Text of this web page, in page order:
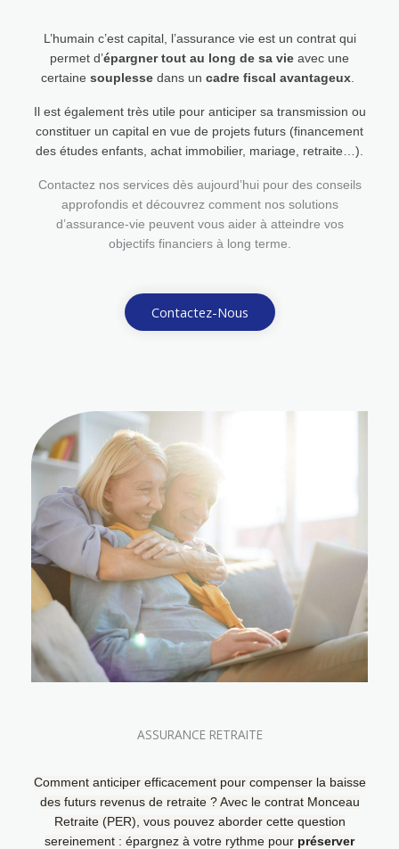
L’humain c’est capital, l’assurance vie est un contrat qui
permet d’épargner tout au long de sa vie avec une
certaine souplesse dans un cadre fiscal avantageux
Il est également très utile pour anticiper sa transmission ou
constituer un capital en vue de projets futurs (financement
des études enfants, achat immobilier, mariage, retraite…).
Contactez nos services dès aujourd’hui pour des conseils
approfondis et découvrez comment nos solutions
d’assurance-vie peuvent vous aider à atteindre vos
objectifs financiers à long terme.
Contactez-Nous
ASSURANCE RETRAITE
Comment anticiper efficacement pour compenser la baisse
des futurs revenus de retraite ? Avec le contrat Monceau
Retraite (PER), vous pouvez aborder cette question
sereinement : épargnez à votre rythme pour préserver